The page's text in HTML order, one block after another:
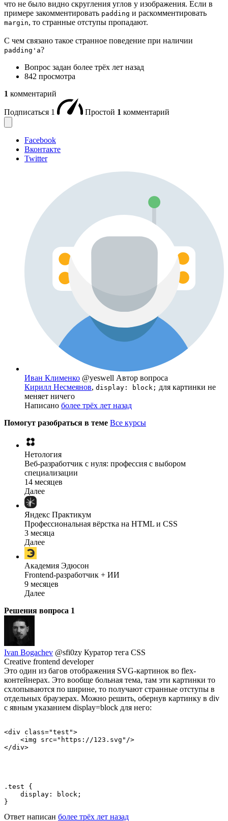
что не было видно скругления углов у изображения. Если в
примере закомментировать padding и раскомментировать
margin, то странные отступы пропадают.
С чем связано такое странное поведение при наличии
padding'а?
Вопрос задан более трёх лет назад
842 просмотра
1 комментарий
Подписаться 1 Простой 1 комментарий
Facebook
Вконтакте
Twitter
Иван Клименко @yeswell Автор вопроса
Кирилл Несмеянов, display: block; для картинки не
меняет ничего
Написано более трёх лет назад
Помогут разобраться в теме Все курсы
Нетология
Веб-разработчик с нуля: профессия с выбором
специализации
14 месяцев
Далее
Яндекс Практикум
Профессиональная вёрстка на HTML и CSS
3 месяца
Далее
Академия Эдюсон
Frontend-разработчик + ИИ
9 месяцев
Далее
Решения вопроса 1
Ivan Bogachev @sfi0zy Куратор тега CSS
Creative frontend developer
Это один из багов отображения SVG-картинок во flex-
контейнерах. Это вообще больная тема, там эти картинки то
схлопываются по ширине, то получают странные отступы в
отдельных браузерах. Можно решить, обернув картинку в div
с явным указанием display=block для него:
<div class="test">
    <img src="https://123.svg"/>
</div>
.test {
    display: block;
}
Ответ написан более трёх лет назад